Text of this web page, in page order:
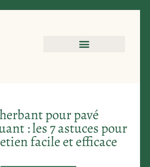
pour pavé
: les 7 astuces pour
facile et efficace